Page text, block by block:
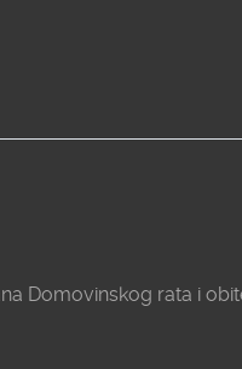
Domovinskog rata i